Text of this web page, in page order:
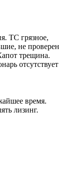
ТС грязное,
не проверен
трещина.
отсутствует
время.
лизинг.